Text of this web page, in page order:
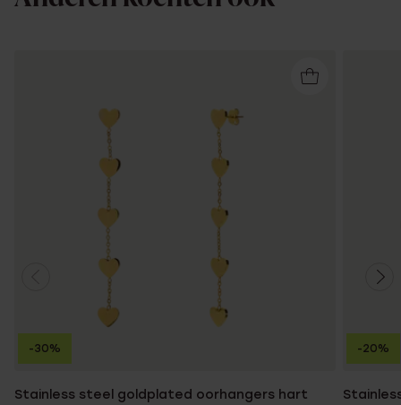
Stainless steel goldplated oorhangers hart
-30% -20%